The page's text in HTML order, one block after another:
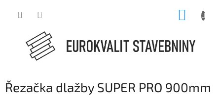
Řezačka dlažby SUPER PRO 900mm